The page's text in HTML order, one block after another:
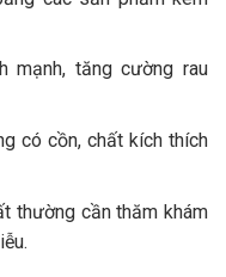
mạnh, tăng cường rau
có cồn, chất kích thích
thường cần thăm khám